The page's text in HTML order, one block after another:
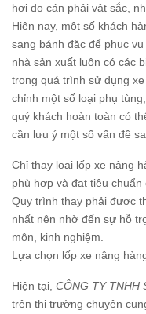
hơi do cán phải vật sắc,
Hiện nay, một số khách
sang bánh đặc để phục
nhà sản xuất luôn có các
trong quá trình sử dụng
chỉnh một số loại phụ
quý khách hoàn toàn có
cần lưu ý một số vấn đề
Chỉ thay loại lốp xe nâng
phù hợp và đạt tiêu chuẩn
Quy trình thay phải được
nhất nên nhờ đến sự hỗ
môn, kinh nghiệm.
Lựa chọn lốp xe nâng
Hiện tại, CÔNG TY TNHH
trên thị trường chuyên